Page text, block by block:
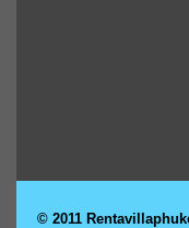
© 2011